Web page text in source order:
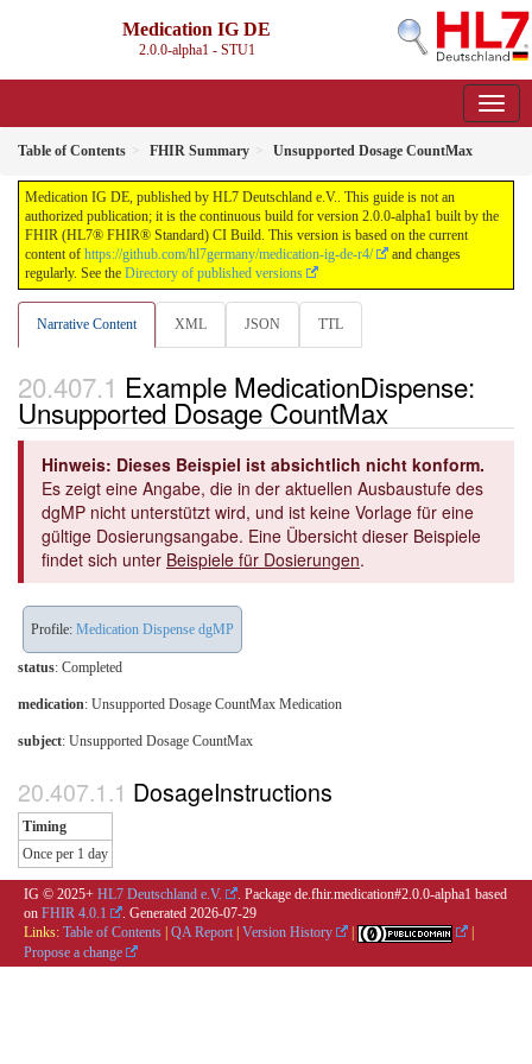
Medication IG DE
2.0.0-alpha1 - STU1
Table of Contents FHIR Summary Unsupported Dosage CountMax
Medication IG DE, published by HL7 Deutschland e.V.. This guide is not an
authorized publication; it is the continuous build for version 2.0.0-alpha1 built by the
FHIR (HL7® FHIR® Standard) CI Build. This version is based on the current
content of https://github.com/hl7germany/medication-ig-de-r4/
and changes
regularly. See the Directory of published versions
Narrative Content XML JSON TTL
Example MedicationDispense:
Unsupported Dosage CountMax
Hinweis: Dieses Beispiel ist absichtlich nicht konform.
Es zeigt eine Angabe, die in der aktuellen Ausbaustufe des
dgMP nicht unterstützt wird, und ist keine Vorlage für eine
gültige Dosierungsangabe. Eine Übersicht dieser Beispiele
findet sich unter Beispiele für Dosierungen.
Profile: Medication Dispense dgMP
status: Completed
medication: Unsupported Dosage CountMax Medication
subject: Unsupported Dosage CountMax
DosageInstructions
Timing
Once per 1 day
IG © 2025+ HL7 Deutschland e.V.
. Package de.fhir.medication#2.0.0-alpha1 based
on FHIR 4.0.1 . Generated 2026-07-29
Links: Table of Contents | QA Report | Version History |
|
Propose a change